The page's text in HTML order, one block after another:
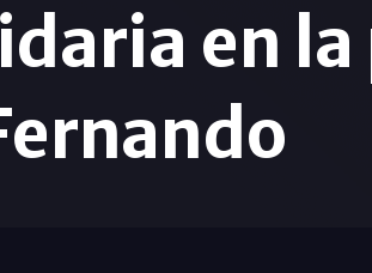
en